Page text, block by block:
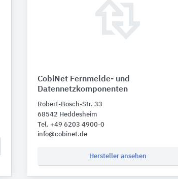
CobiNet Fernmelde- und
Datennetzkomponenten
Robert-Bosch-Str. 33
68542 Heddesheim
Tel. +49 6203 4900-0
info@cobinet.de
Hersteller ansehen